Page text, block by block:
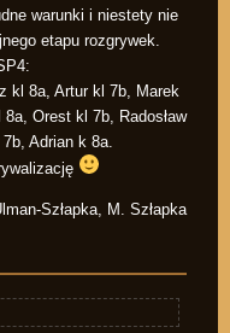
warunki i niestety nie
etapu rozgrywek.
kl 8a, Artur kl 7b, Marek
Orest kl 7b, Radosław
Adrian k 8a.
Szłapka, M. Szłapka